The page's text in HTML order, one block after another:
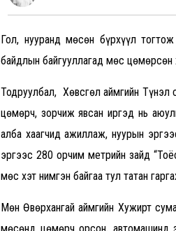
Гол, нууранд мөсөн бүрхүүл
байдлын байгууллагад мөс
Тодруулбал, Хөвсгөл аймгийн Түнэл
цөмөрч, зорчиж явсан иргэд нь
алба хаагчид ажиллаж, нуурын
эргээс 280 орчим метрийн зайд
мөс хэт нимгэн байгаа тул татан
Мөн Өвөрхангай аймгийн Хужирт